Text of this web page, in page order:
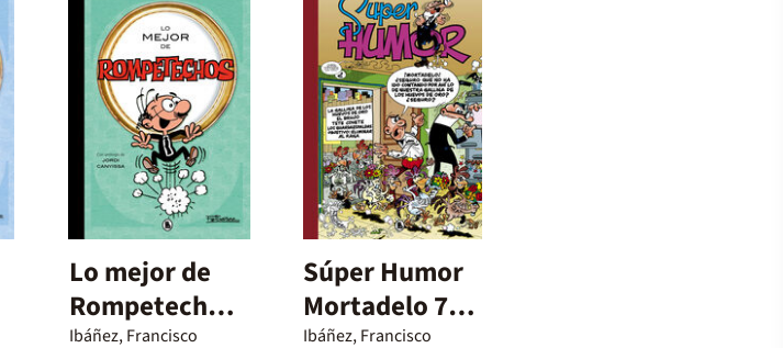
Lo mejor de
Rompetechos
Ibáñez, Francisco
Súper Humor
Mortadelo 7:
Ibáñez, Francisco